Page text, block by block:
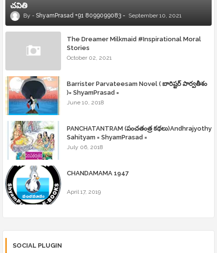
చవితి
ShyamPrasad +91 8099099083 September 10, 2021
The Dreamer Milkmaid #Inspirational Moral
Stories
October 02, 2021
Barrister Parvateesam Novel ( బారిష్టర్ పార్వతీశం
)= ShyamPrasad =
June 10, 2018
PANCHATANTRAM (పంచతంత్ర కథలు)Andhrajyothy
Sahityam = ShyamPrasad =
July 06, 2018
CHANDAMAMA 1947
April 17, 2019
SOCIAL PLUGIN